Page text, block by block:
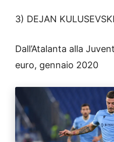
3) DEJAN KULUSEVSKI
Dall’Atalanta alla
euro, gennaio 2020